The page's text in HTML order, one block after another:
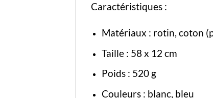
Caractéristiques :
Matériaux : rotin, coton
Taille : 58 x 12 cm
Poids : 520 g
Couleurs : blanc, bleu